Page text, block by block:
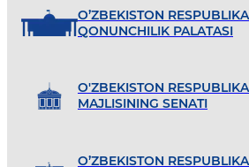
O’ZBEKISTON
QONUNCHILIK PALATASI
O'ZBEKISTON
MAJLISINING SENATI
O’ZBEKISTON